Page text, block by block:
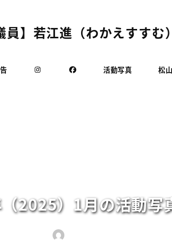
員】若江進（わかえすすむ
活動写真 松
2025）1月の活動写
著
【松山市議会議員】若江 進